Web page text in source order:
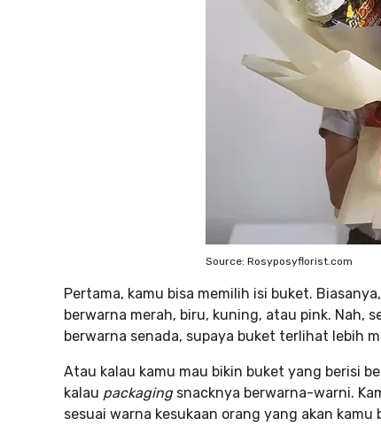
Source: Rosyposyflorist.com
Pertama, kamu bisa memilih isi buket.
berwarna merah, biru, kuning, atau pink. Nah,
berwarna senada, supaya buket terlihat lebih
Atau kalau kamu mau bikin buket yang berisi
kalau packaging snacknya berwarna-warni.
sesuai warna kesukaan orang yang akan kamu